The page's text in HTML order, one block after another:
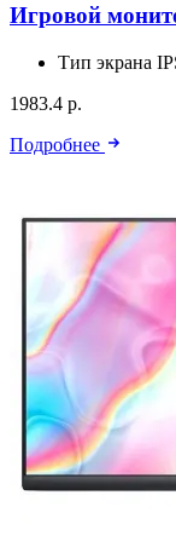
Игровой
Тип экрана
1983.4 р.
Подробнее